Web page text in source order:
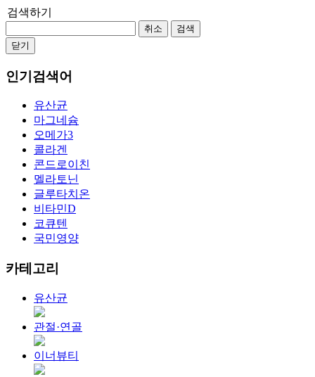
검색하기
취소
검색
닫기
인기검색어
유산균
마그네슘
오메가3
콜라겐
콘드로이친
멜라토닌
글루타치온
비타민D
코큐텐
국민영양
카테고리
유산균
관절·연골
이너뷰티